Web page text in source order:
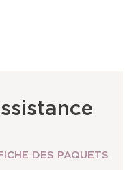
DES PAQUETS